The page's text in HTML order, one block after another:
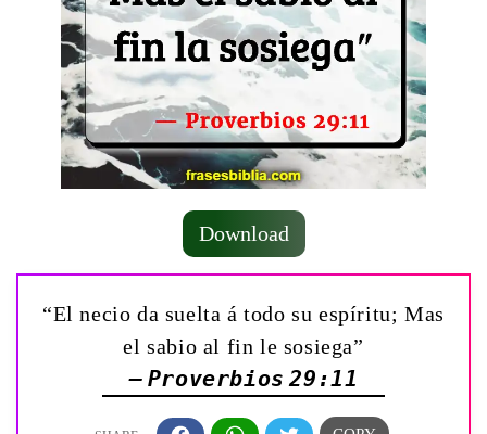
Download
“El necio da suelta á todo su espíritu; Mas
el sabio al fin le sosiega”
— Proverbios 29:11